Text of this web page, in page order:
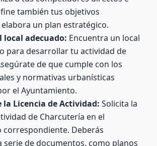
también tus objetivos
un plan estratégico.
local adecuado: Encuentra un local
para desarrollar tu actividad de
de que cumple con los
y normativas urbanísticas
el Ayuntamiento.
la Licencia de Actividad: Solicita la
de Charcutería en el
correspondiente. Deberás
serie de documentos, como planos